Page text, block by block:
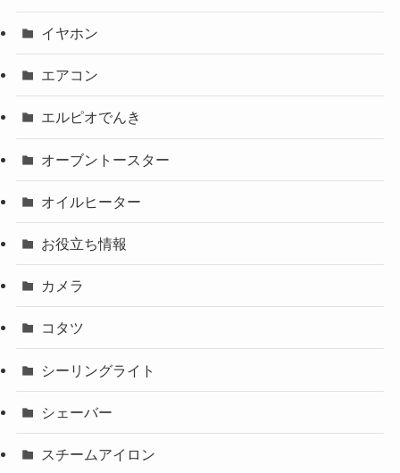
イヤホン
エアコン
エルピオでんき
オーブントースター
オイルヒーター
お役立ち情報
カメラ
コタツ
シーリングライト
シェーバー
スチームアイロン